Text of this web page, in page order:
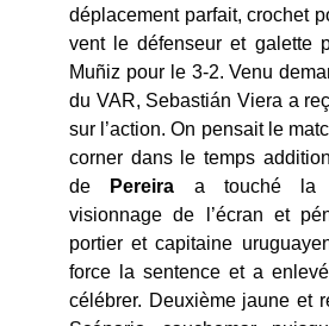
déplacement parfait, crochet
vent le défenseur et galette
Muñiz pour le 3-2. Venu
du VAR, Sebastián Viera a
sur l’action. On pensait le
corner dans le temps
de
Pereira a touché la
visionnage de l’écran et
portier et capitaine
force la sentence et a
célébrer. Deuxième jaune et